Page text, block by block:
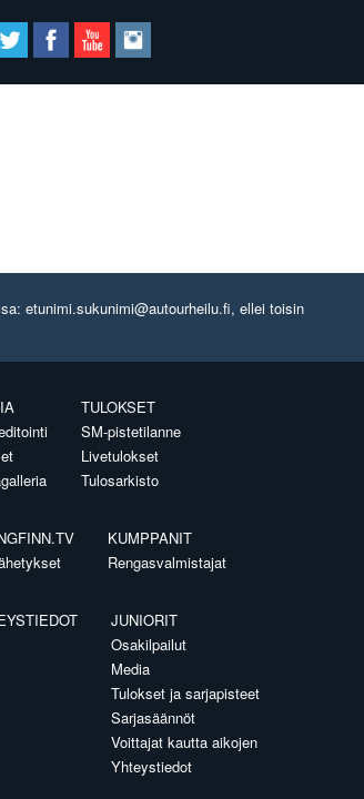
etunimi.sukunimi@autourheilu.fi, ellei toisin
TULOKSET
SM-pistetilanne
Livetulokset
Tulosarkisto
KUMPPANIT
Rengasvalmistajat
JUNIORIT
Osakilpailut
Media
Tulokset ja sarjapisteet
Sarjasäännöt
Voittajat kautta aikojen
Yhteystiedot